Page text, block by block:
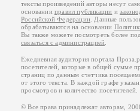
тексты произведений авторы несут
основанииправил публикации и
Российской Федерации . Данные
обрабатываются на основании
Вы также можете посмотреть более
связаться с администрацией
Ежедневная аудитория портала
посетителей, которые в общей сумме
страниц по данным счетчика
от этого текста. В каждой графе
просмотров и количество посетителей.
© Все права принадлежат авторам,